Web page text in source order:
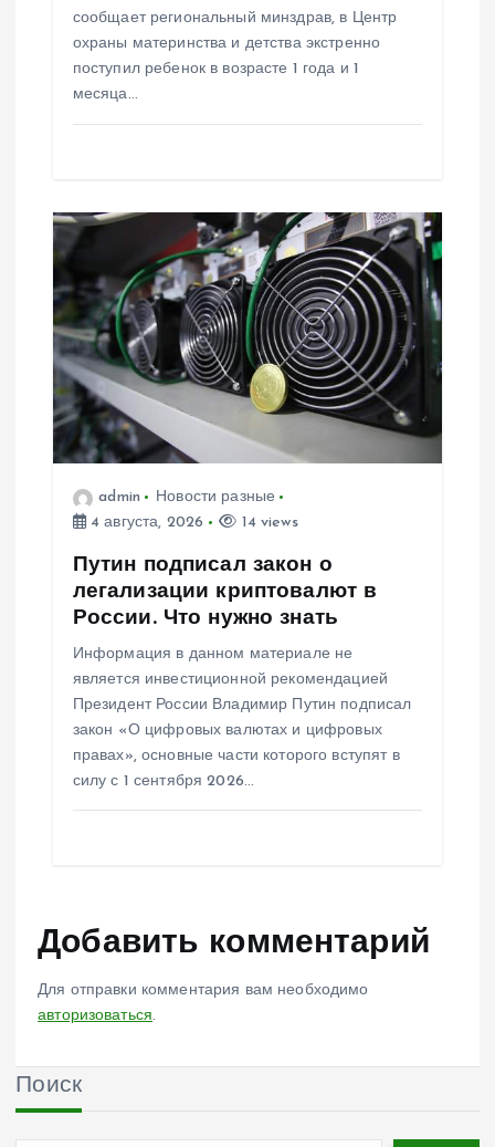
сообщает региональный минздрав, в Центр
охраны материнства и детства экстренно
поступил ребенок в возрасте 1 года и 1
месяца…
admin
Новости разные
4 августа, 2026
14 views
Путин подписал закон о
легализации криптовалют в
России. Что нужно знать
Информация в данном материале не
является инвестиционной рекомендацией
Президент России Владимир Путин подписал
закон «О цифровых валютах и цифровых
правах», основные части которого вступят в
силу с 1 сентября 2026…
Добавить комментарий
Для отправки комментария вам необходимо
авторизоваться.
Поиск